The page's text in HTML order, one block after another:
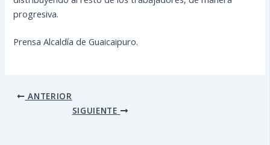
progresiva.
Prensa Alcaldía de Guaicaipuro.
ANTERIOR
SIGUIENTE